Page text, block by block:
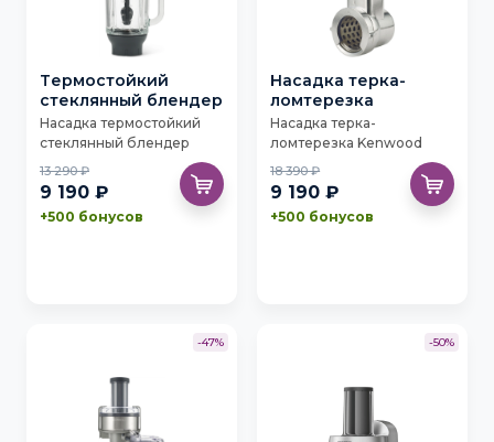
Tермостойкий
стеклянный блендер
Насадка термостойкий
стеклянный блендер
13 290 ₽
9 190 ₽
+500 бонусов
Насадка терка-
ломтерезка
Насадка терка-
ломтерезка Kenwood
18 390 ₽
9 190 ₽
+500 бонусов
-47% -50%